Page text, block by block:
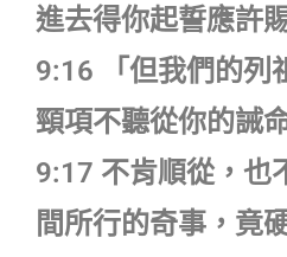
進去得你起誓應許
9:16 「但我們的列
頸項不聽從你的誡
9:17 不肯順從，也
間所行的奇事，竟